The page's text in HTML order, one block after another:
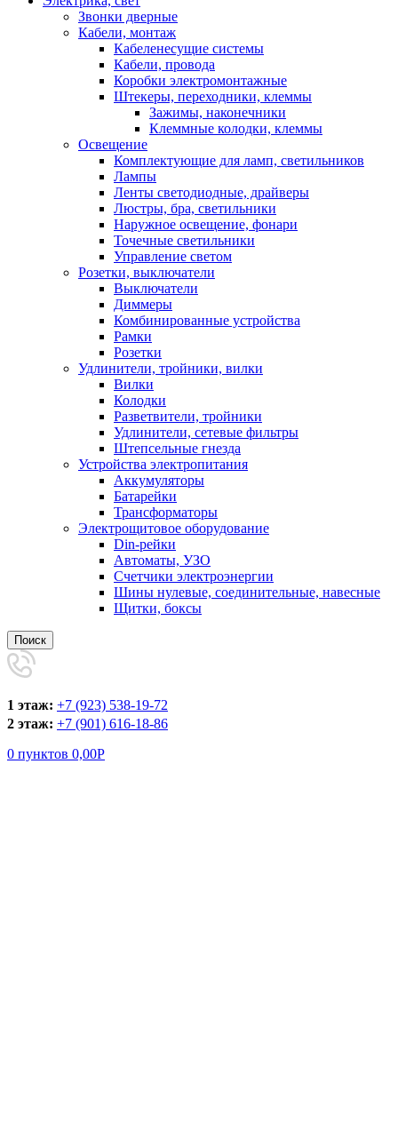
Звонки дверные
Кабели, монтаж
Кабеленесущие системы
Кабели, провода
Коробки электромонтажные
Штекеры, переходники, клеммы
Зажимы, наконечники
Клеммные колодки, клеммы
Освещение
Комплектующие для ламп, светильников
Лампы
Ленты светодиодные, драйверы
Люстры, бра, светильники
Наружное освещение, фонари
Точечные светильники
Управление светом
Розетки, выключатели
Выключатели
Диммеры
Комбинированные устройства
Рамки
Розетки
Удлинители, тройники, вилки
Вилки
Колодки
Разветвители, тройники
Удлинители, сетевые фильтры
Штепсельные гнезда
Устройства электропитания
Аккумуляторы
Батарейки
Трансформаторы
Электрощитовое оборудование
Din-рейки
Автоматы, УЗО
Счетчики электроэнергии
Шины нулевые, соединительные, навесные
Щитки, боксы
Поиск
1 этаж: +7 (923) 538-19-72
2 этаж: +7 (901) 616-18-86
0 пунктов 0,00Р